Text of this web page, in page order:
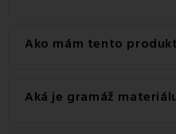
Ide o autentický produkt
Ako mám tento
Pre dosiahnutie najlepších
produkt prať na 60 °C.
Aká je gramáž